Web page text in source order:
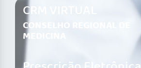
CRM VIRTUAL
CONSELHO REGIONAL DE
MEDICINA